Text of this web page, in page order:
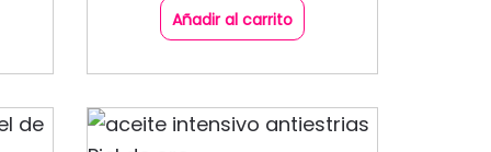
Añadir al carrito